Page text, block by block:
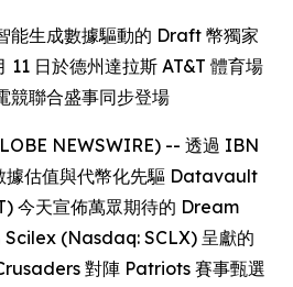
能生成數據驅動的 Draft 幣獨家
11 日於德州達拉斯 AT&T 體育場
競聯合盛事同步登場
NEWSWIRE) -- 透過 IBN
據估值與代幣化先驅 Datavault
今天宣佈萬眾期待的 Dream
(Nasdaq: SCLX) 呈獻的
對陣 Patriots 賽事甄選